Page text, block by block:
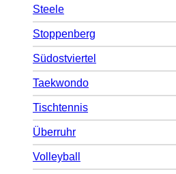
Steele
Stoppenberg
Südostviertel
Taekwondo
Tischtennis
Überruhr
Volleyball